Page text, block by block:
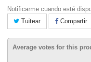
Notificarme cuando esté
Tuitear
Compartir
Average votes for this